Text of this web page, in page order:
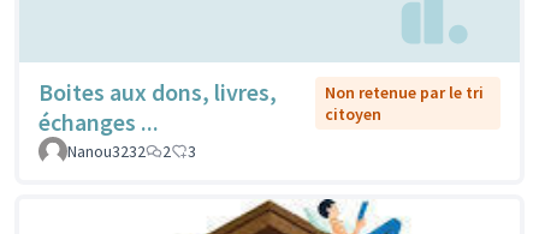
Boites aux dons, livres,
échanges ...
Non retenue par le tri
citoyen
Nanou3232
2 3